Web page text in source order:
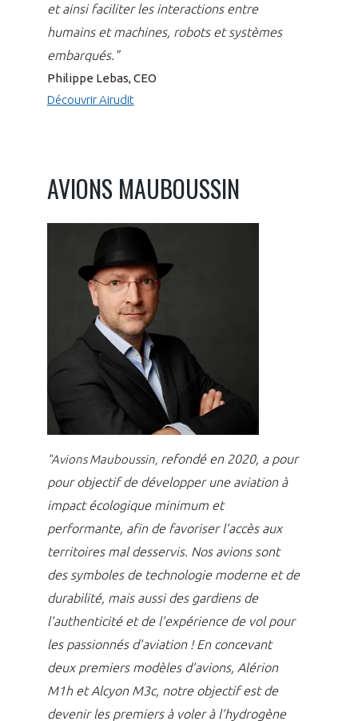
et ainsi faciliter les interactions entre
humains et machines, robots et systèmes
embarqués."
Philippe Lebas, CEO
Découvrir Airudit
AVIONS MAUBOUSSIN
"Avions Mauboussin, refondé en 2020, a pour
pour objectif de développer une aviation à
impact écologique minimum et
performante, afin de favoriser l’accès aux
territoires mal desservis. Nos avions sont
des symboles de technologie moderne et de
durabilité, mais aussi des gardiens de
l’authenticité et de l’expérience de vol pour
les passionnés d’aviation !En concevant
deux premiers modèles d’avions, Alérion
M1h et Alcyon M3c, notre objectif est de
devenir les premiers à voler à l’hydrogène